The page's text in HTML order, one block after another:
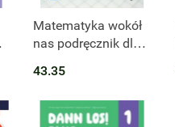
Matematyka wokół
nas podręcznik dla
podstawowej
177759
43.35